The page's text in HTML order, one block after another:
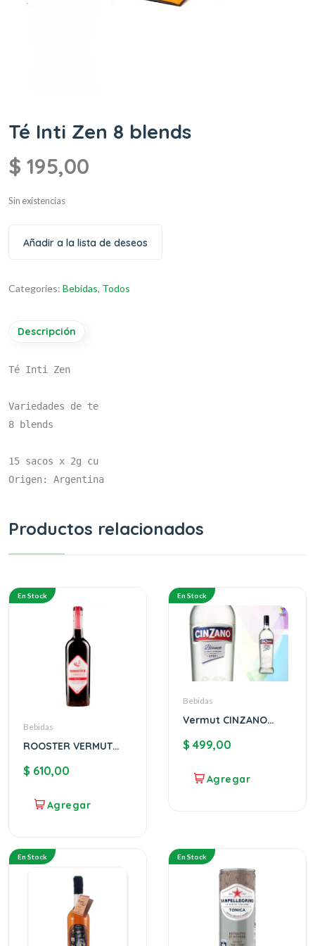
Té Inti Zen 8 blends
$ 195,00
Sin existencias
Añadir a la lista de deseos
Categories: Bebidas, Todos
Descripción
Té Inti Zen
Variedades de te
8 blends
15 sacos x 2g cu
Origen: Argentina
Productos relacionados
En Stock
Bebidas
ROOSTER VERMUT
$ 610,00
En Stock
Bebidas
Vermut CINZANO
$ 499,00
En Stock En Stock